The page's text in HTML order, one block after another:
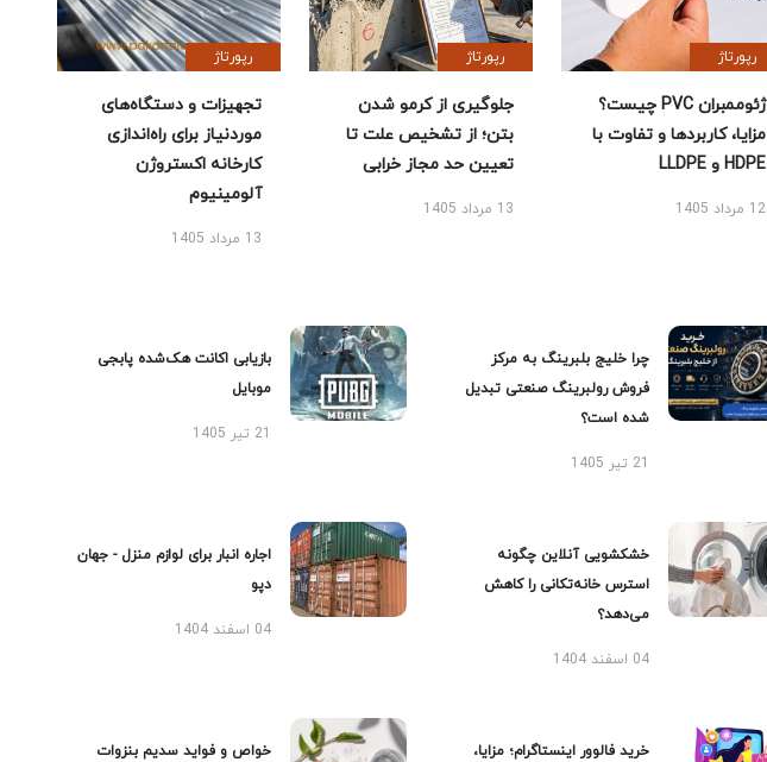
رپورتاژ
ژئوممبران PVC چیست؟
مزایا، کاربردها و تفاوت با
HDPE و LLDPE
12 مرداد 1405
رپورتاژ
جلوگیری از کرمو شدن
بتن؛ از تشخیص علت تا
تعیین حد مجاز خرابی
13 مرداد 1405
رپورتاژ
تجهیزات و دستگاه‌های
موردنیاز برای راه‌اندازی
کارخانه اکستروژن
آلومینیوم
13 مرداد 1405
چرا خلیج بلبرینگ به مرکز
فروش رولبرینگ صنعتی تبدیل
شده است؟
21 تیر 1405
بازیابی اکانت هک‌شده پابجی
موبایل
21 تیر 1405
خشکشویی آنلاین چگونه
استرس خانه‌تکانی را کاهش
می‌دهد؟
04 اسفند 1404
اجاره انبار برای لوازم منزل - جهان
دپو
04 اسفند 1404
خرید فالوور اینستاگرام؛ مزایا،
خواص و فواید سدیم بنزوات